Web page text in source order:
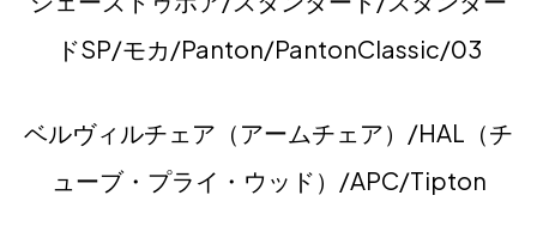
ドSP/モカ/Panton/PantonClassic/03
ベルヴィルチェア（アームチェア）/HAL（チ
ューブ・プライ・ウッド）/APC/Tipton